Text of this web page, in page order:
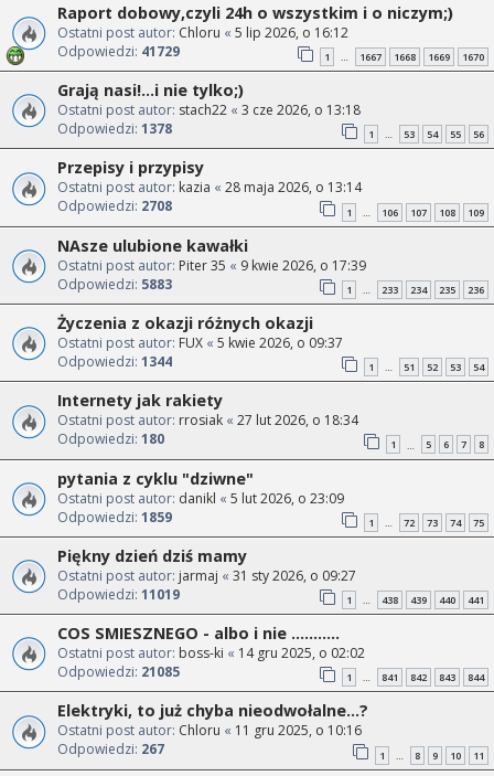
Raport dobowy,czyli 24h o wszystkim i o niczym;)
Ostatni post autor: Chloru « 5 lip 2026, o 16:12
Odpowiedzi: 41729 1 … 1667 1668 1669 1670
Grają nasi!...i nie tylko;)
Ostatni post autor: stach22 « 3 cze 2026, o 13:18
Odpowiedzi: 1378 1 … 53 54 55 56
Przepisy i przypisy
Ostatni post autor: kazia « 28 maja 2026, o 13:14
Odpowiedzi: 2708 1 … 106 107 108 109
NAsze ulubione kawałki
Ostatni post autor: Piter 35 « 9 kwie 2026, o 17:39
Odpowiedzi: 5883 1 … 233 234 235 236
Życzenia z okazji różnych okazji
Ostatni post autor: FUX « 5 kwie 2026, o 09:37
Odpowiedzi: 1344 1 … 51 52 53 54
Internety jak rakiety
Ostatni post autor: rrosiak « 27 lut 2026, o 18:34
Odpowiedzi: 180 1 … 5 6 7 8
pytania z cyklu "dziwne"
Ostatni post autor: danikl « 5 lut 2026, o 23:09
Odpowiedzi: 1859 1 … 72 73 74 75
Piękny dzień dziś mamy
Ostatni post autor: jarmaj « 31 sty 2026, o 09:27
Odpowiedzi: 11019 1 … 438 439 440 441
COS SMIESZNEGO - albo i nie ...........
Ostatni post autor: boss-ki « 14 gru 2025, o 02:02
Odpowiedzi: 21085 1 … 841 842 843 844
Elektryki, to już chyba nieodwołalne...?
Ostatni post autor: Chloru « 11 gru 2025, o 10:16
Odpowiedzi: 267 1 … 8 9 10 11